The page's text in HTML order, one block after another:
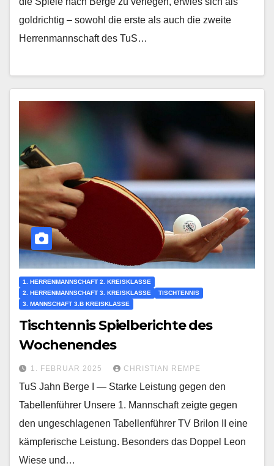
goldrichtig – sowohl die erste als auch die zweite
Herrenmannschaft des TuS…
1. HERRENMANNSCHAFT 2. KREISKLASSE
2. HERRENMANNSCHAFT 3. KREISKLASSE
TISCHTENNIS
3. MANNSCHAFT 3.B KREISKLASSE
Tischtennis Spielberichte des
Wochenendes
1. FEBRUAR 2025 CHRISTIAN REMPE
TuS Jahn Berge I — Starke Leistung gegen den
Tabellenführer Unsere 1. Mannschaft zeigte gegen
den ungeschlagenen Tabellenführer TV Brilon II eine
kämpferische Leistung. Besonders das Doppel Leon
Wiese und…